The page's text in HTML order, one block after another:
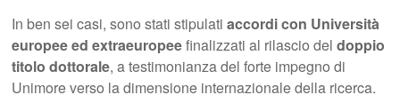
In ben sei casi, sono stati stipulatiaccordi con Università
europee ed extraeuropeefinalizzati al rilascio deldoppio
titolo dottorale, a testimonianza del forte impegno di
Unimore verso la dimensione internazionale della ricerca.